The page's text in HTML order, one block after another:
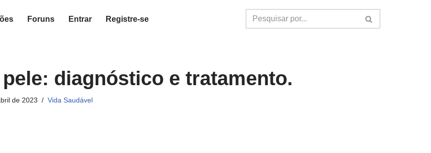
Foruns Entrar Registre-se
diagnóstico e tratamento.
de 2023 Vida Saudável